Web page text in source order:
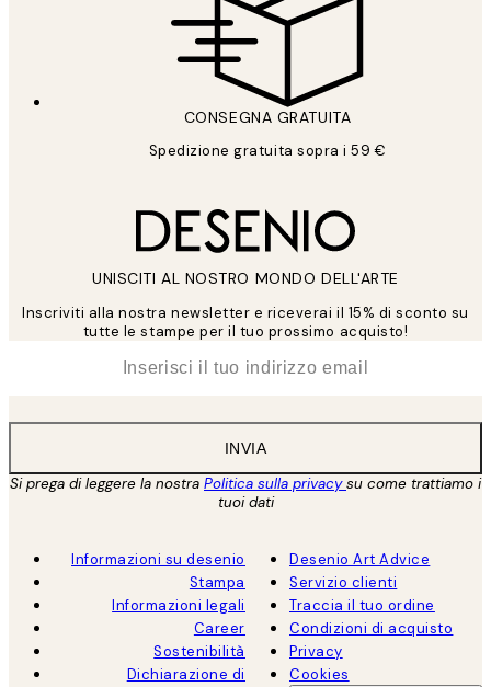
CONSEGNA GRATUITA
Spedizione gratuita sopra i 59 €
UNISCITI AL NOSTRO MONDO DELL'ARTE
Inscriviti alla nostra newsletter e riceverai il 15% di sconto su
tutte le stampe per il tuo prossimo acquisto!
INVIA
Si prega di leggere la nostra Politica sulla privacysu come trattiamo i
tuoi dati
Informazioni su desenio
Stampa
Informazioni legali
Career
Sostenibilità
Dichiarazione di
Desenio Art Advice
Servizio clienti
Traccia il tuo ordine
Condizioni di acquisto
Privacy
Cookies